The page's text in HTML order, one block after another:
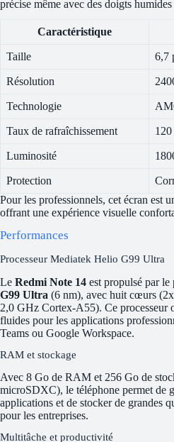
précise même avec des doigts
Caractéristique
Taille 6,7
Résolution
Technologie
Taux de rafraîchissement
Luminosité
Protection
Pour les professionnels, cet écran est
offrant une expérience visuelle
Performances
Processeur Mediatek Helio G99 Ultra
Le Redmi Note 14 est propulsé par le
G99 Ultra (6 nm), avec huit cœurs
2,0 GHz Cortex-A55). Ce processeur
fluides pour les applications
Teams ou Google Workspace.
RAM et stockage
Avec 8 Go de RAM et 256 Go de
microSDXC), le téléphone permet de
applications et de stocker de grandes
pour les entreprises.
Multitâche et productivité